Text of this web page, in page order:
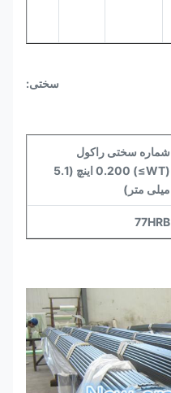
سختی:
شماره سختی راکول
(WT≥) 0.200 اینچ (5.1
میلی متر)
77HRB